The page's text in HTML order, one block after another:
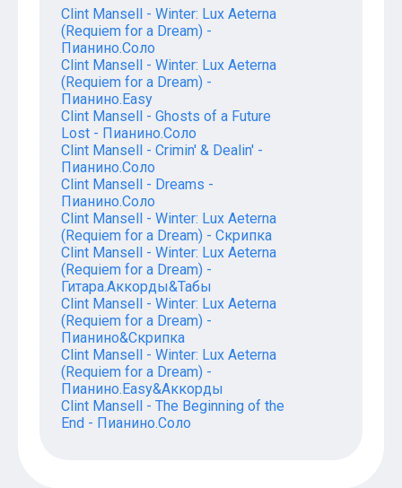
Clint Mansell - Winter: Lux Aeterna
(Requiem for a Dream) -
Пианино.Соло
Clint Mansell - Winter: Lux Aeterna
(Requiem for a Dream) -
Пианино.Easy
Clint Mansell - Ghosts of a Future
Lost - Пианино.Соло
Clint Mansell - Crimin' & Dealin' -
Пианино.Соло
Clint Mansell - Dreams -
Пианино.Соло
Clint Mansell - Winter: Lux Aeterna
(Requiem for a Dream) - Скрипка
Clint Mansell - Winter: Lux Aeterna
(Requiem for a Dream) -
Гитара.Аккорды&Табы
Clint Mansell - Winter: Lux Aeterna
(Requiem for a Dream) -
Пианино&Скрипка
Clint Mansell - Winter: Lux Aeterna
(Requiem for a Dream) -
Пианино.Easy&Аккорды
Clint Mansell - The Beginning of the
End - Пианино.Соло